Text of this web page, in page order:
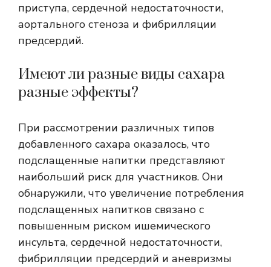
приступа, сердечной недостаточности,
аортального стеноза и фибрилляции
предсердий.
Имеют ли разные виды сахара
разные эффекты?
При рассмотрении различных типов
добавленного сахара оказалось, что
подслащенные напитки представляют
наибольший риск для участников. Они
обнаружили, что увеличение потребления
подслащенных напитков связано с
повышенным риском ишемического
инсульта, сердечной недостаточности,
фибрилляции предсердий и аневризмы